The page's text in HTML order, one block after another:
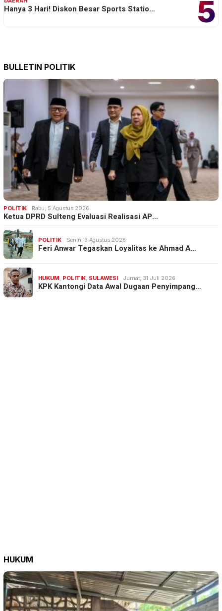
5
Hanya 3 Hari! Diskon Besar Sports Statio…
BULLETIN POLITIK
POLITIK Rabu, 5 Agustus 2026
Ketua DPRD Sulteng Evaluasi Realisasi AP…
POLITIK Senin, 3 Agustus 2026
Feri Anwar Tegaskan Loyalitas ke Ahmad A…
HUKUM, POLITIK, SULAWESI Jumat, 31 Juli 2026
KPK Kantongi Data Awal Dugaan Penyimpang…
HUKUM